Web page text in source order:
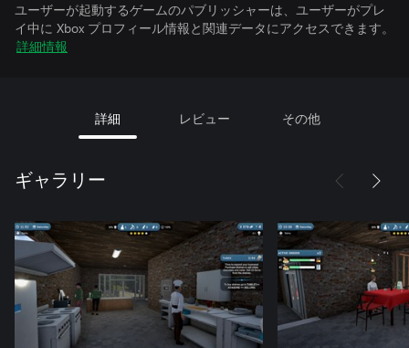
ユーザーが起動するゲームのパブリッシャーは、ユーザーがプレ
イ中に Xbox プロフィール情報と関連データにアクセスできます。
詳細情報
詳細 レビュー その他
ギャラリー